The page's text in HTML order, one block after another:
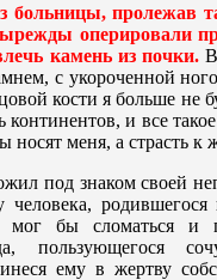
пролежав
оперировали
камень из почки.
с укороченной
кости я больше
континентов, и все
носят меня, а страсть
под знаком своей
мог бы сломаться и
пользующегося
ему в жертву